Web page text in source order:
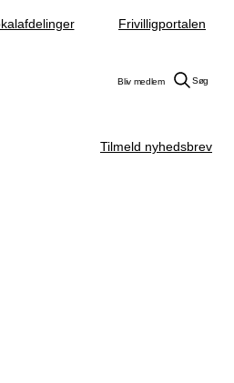
Frivilligportalen
Bliv medlem Søg
Tilmeld nyhedsbrev